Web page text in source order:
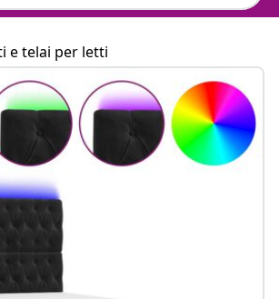
e telai per letti